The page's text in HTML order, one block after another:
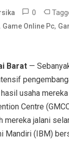
0
Game Online Pc,
Barat —
usaha
Centre
mereka jalani
Mandiri (IBM)